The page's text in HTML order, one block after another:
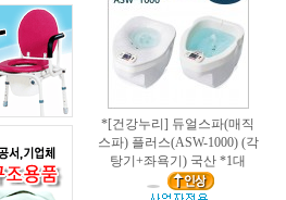
*[건강누리] 듀얼스파(매직
스파) 플러스(ASW-1000) (각
탕기+좌욕기) 국산 *1대